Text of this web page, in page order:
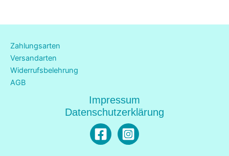
Zahlungsarten
Versandarten
Widerrufsbelehrung
AGB
Impressum
Datenschutzerklärung